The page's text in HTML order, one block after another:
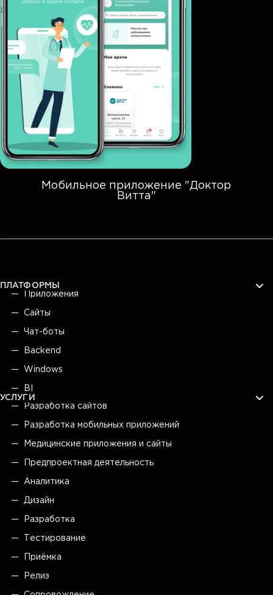
Мобильное приложение "Доктор
Витта"
ПЛАТФОРМЫ
Приложения
Сайты
Чат-боты
Backend
Windows
BI
УСЛУГИ
Разработка сайтов
Разработка мобильных приложений
Медицинские приложения и сайты
Предпроектная деятельность
Аналитика
Дизайн
Разработка
Тестирование
Приёмка
Релиз